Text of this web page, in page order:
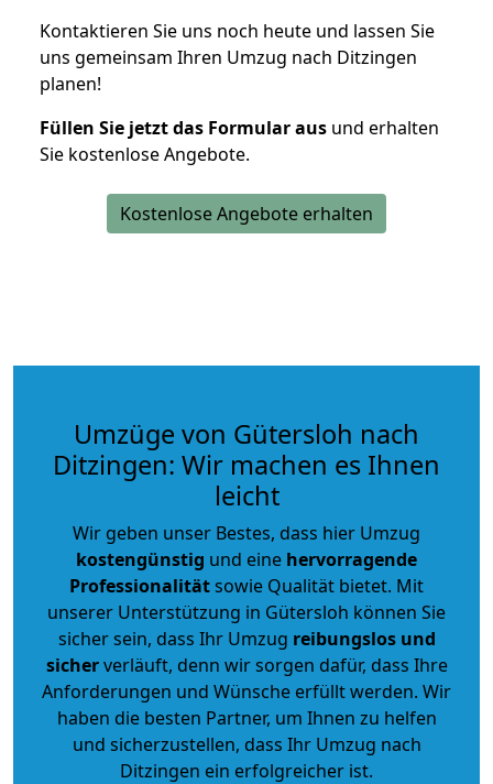
Kontaktieren Sie uns noch heute und lassen Sie
uns gemeinsam Ihren Umzug nach Ditzingen
planen!
Füllen Sie jetzt das Formular aus und erhalten
Sie kostenlose Angebote.
Kostenlose Angebote erhalten
Umzüge von Gütersloh nach
Ditzingen: Wir machen es Ihnen
leicht
Wir geben unser Bestes, dass hier Umzug
kostengünstig und eine hervorragende
Professionalitätsowie Qualität bietet. Mit
unserer Unterstützung in Gütersloh können Sie
sicher sein, dass Ihr Umzug reibungslos und
sicherverläuft, denn wir sorgen dafür, dass Ihre
Anforderungen und Wünsche erfüllt werden. Wir
haben die besten Partner, um Ihnen zu helfen
und sicherzustellen, dass Ihr Umzug nach
Ditzingen ein erfolgreicher ist.